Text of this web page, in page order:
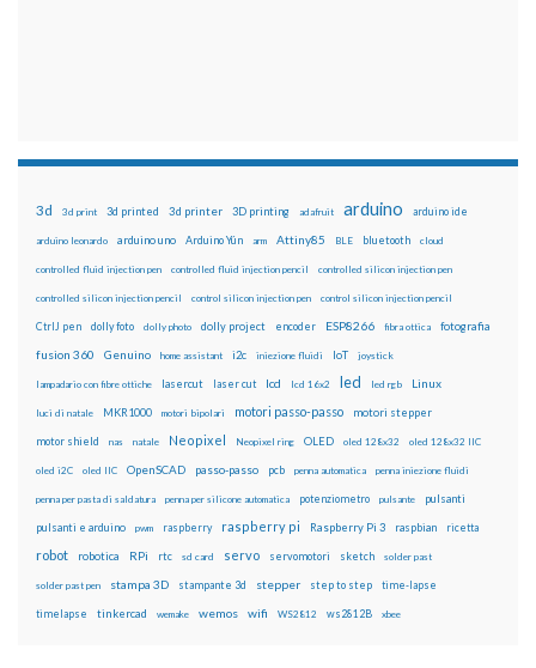
3d 3d print 3d printed 3d printer 3D printing adafruit arduino arduino ide
arduino leonardo arduino uno Arduino Yún arm Attiny85 BLE bluetooth cloud
controlled fluid injection pen controlled fluid injection pencil controlled silicon injection pen
controlled silicon injection pencil control silicon injection pen control silicon injection pencil
CtrlJ pen dolly foto dolly photo dolly project encoder ESP8266 fibra ottica fotografia
fusion 360 Genuino home assistant i2c iniezione fluidi IoT joystick
lampadario con fibre ottiche lasercut laser cut lcd lcd 16x2 led led rgb Linux
luci di natale MKR1000 motori bipolari motori passo-passo motori stepper
motor shield nas natale Neopixel Neopixel ring OLED oled 128x32 oled 128x32 IIC
oled i2C oled IIC OpenSCAD passo-passo pcb penna automatica penna iniezione fluidi
penna per pasta di saldatura penna per silicone automatica potenziometro pulsante pulsanti
pulsanti e arduino pwm raspberry raspberry pi Raspberry Pi 3 raspbian ricetta
robot robotica RPi rtc sd card servo servomotori sketch solder past
solder past pen stampa 3D stampante 3d stepper step to step time-lapse
timelapse tinkercad wemake wemos wifi WS2812 ws2812B xbee